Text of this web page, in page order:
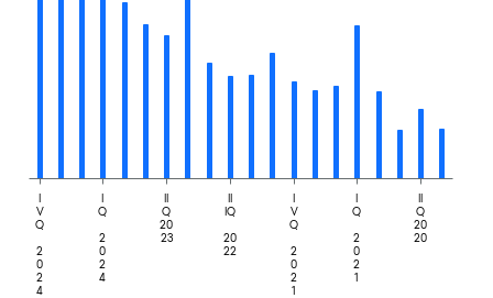
V
Q
2
0
2
4
Q
2
0
2
4
Q
20
23
IQ
20
22
V
Q
2
0
2
1
Q
2
0
2
1
Q
20
20